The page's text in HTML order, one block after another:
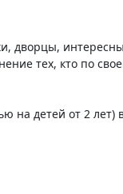
дворцы,
тех, кто по
на детей от 2 лет)